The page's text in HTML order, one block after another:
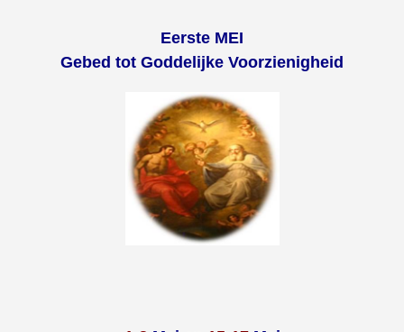
Eerste MEI
Gebed tot Goddelijke Voorzienigheid